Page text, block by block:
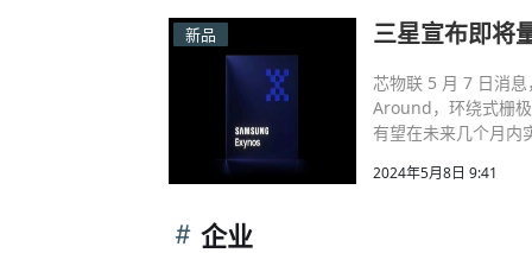
新品 三星宣布即将
芯物联 5 月 7 日消
Around，环绕式栅
有望在未来几个月内
2024年5月8日 9:41
企业